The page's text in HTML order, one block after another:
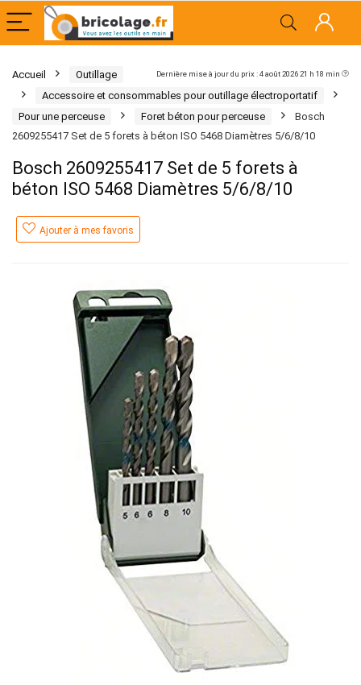
Dernière mise à jour du prix : 4 août 2026 21 h 18 min
Accueil
Outillage
Accessoire et consommables pour outillage électroportatif
Pour une perceuse
Foret béton pour perceuse
Bosch
2609255417 Set de 5 forets à béton ISO 5468 Diamètres 5/6/8/10
Bosch 2609255417 Set de 5 forets à
béton ISO 5468 Diamètres 5/6/8/10
Ajouter à mes favoris